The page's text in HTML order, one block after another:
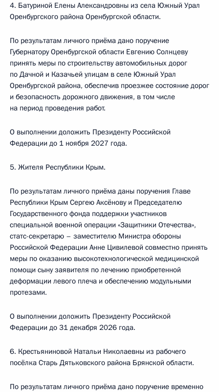
4. Батуриной Елены Александровны из села Южный Урал
Оренбургского района Оренбургской области.
По результатам личного приёма дано поручение
Губернатору Оренбургской области Евгению Солнцеву
принять меры по строительству автомобильных дорог
по Дачной и Казачьей улицам в селе Южный Урал
Оренбургской района, обеспечив проезжее состояние дорог
и безопасность дорожного движения, в том числе
на период проведения работ.
О выполнении доложить Президенту Российской
Федерации до 1 ноября 2027 года.
5. Жителя Республики Крым.
По результатам личного приёма даны поручения Главе
Республики Крым Сергею Аксёнову и Председателю
Государственного фонда поддержки участников
специальной военной операции «Защитники Отечества»,
статс-секретарю – заместителю Министра обороны
Российской Федерации Анне Цивилевой совместно принять
меры по оказанию высокотехнологической медицинской
помощи сыну заявителя по лечению приобретенной
деформации левого плеча и обеспечению модульными
протезами.
О выполнении доложить Президенту Российской
Федерации до 31 декабря 2026 года.
6. Крестьяниновой Натальи Николаевны из рабочего
посёлка Старь Дятьковского района Брянской области.
По результатам личного приёма дано поручение временно